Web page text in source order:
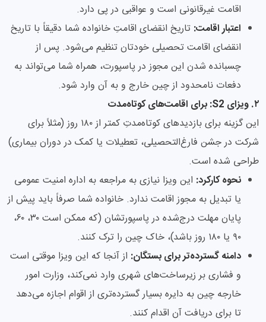
اقامت غیرقانونی است و عواقبی در پی دارد.
اعتبار اقامت: تاریخ انقضای اقامتِ خانواده شما دقیقاً با تاریخ
انقضای اقامت تحصیلی خودتان تنظیم می‌شود. پس از
چسبانده شدن این مجوز در پاسپورت، همراه شما می‌تواند به
دفعات نامحدود از چین خارج و به آن وارد شود.
۲. ویزای S2: برای اقامت‌های کوتاه‌مدت
این گزینه برای بازدیدهای کوتاه‌مدتِ کمتر از ۱۸۰ روز (مثلاً برای
شرکت در جشن فارغ‌التحصیلی، تعطیلات یا کمک در دوران بیماری)
طراحی شده است.
نحوه کارکرد: این ویزا نیازی به مراجعه به اداره امنیت عمومی
یا تبدیل به مجوز اقامت ندارد. خانواده شما صرفاً باید پیش از
پایان مهلت درج‌شده در پاسپورتشان (که ممکن است ۳۰، ۶۰،
۹۰ یا ۱۸۰ روز باشد)، خاک چین را ترک کنند.
دامنه گسترده‌تر برای بستگان: از آنجا که این ویزا موقتی است
و فشاری بر زیرساخت‌های شهری وارد نمی‌کند، وزارت امور
خارجه چین به دایره بسیار گسترده‌تری از اقوام اجازه می‌دهد
تا برای دریافت آن اقدام کنند.